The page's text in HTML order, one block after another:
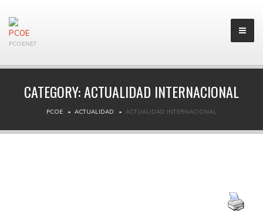
PCOENET
CATEGORY:ACTUALIDAD INTERNACIONAL
PCOE ACTUALIDAD ACTUALIDAD INTERNACIONAL